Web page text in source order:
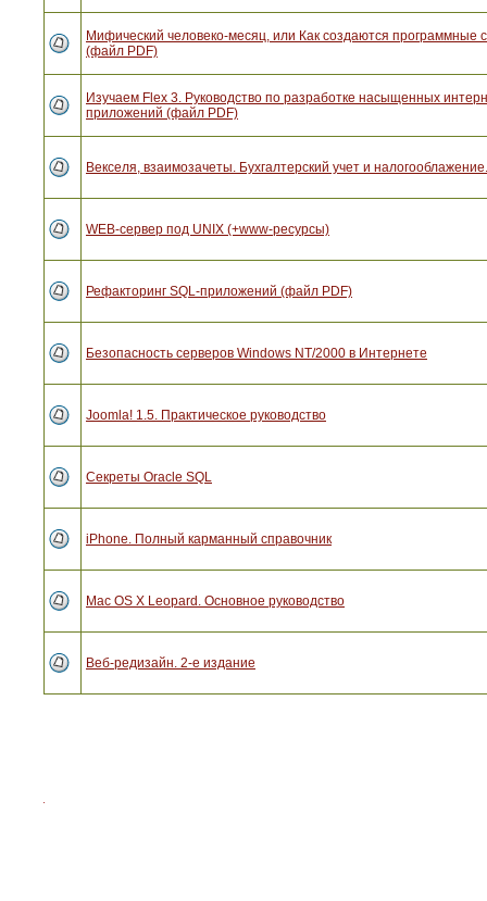
Мифический человеко-месяц, или Как создаются программные
(файл PDF)
Изучаем Flex 3. Руководство по разработке насыщенных
приложений (файл PDF)
Векселя, взаимозачеты. Бухгалтерский учет и
WEB-сервер под UNIX (+www-ресурсы)
Рефакторинг SQL-приложений (файл PDF)
Безопасность серверов Windows NT/2000 в Интернете
Joomla! 1.5. Практическое руководство
Секреты Oracle SQL
iPhone. Полный карманный справочник
Mac OS X Leopard. Основное руководство
Веб-редизайн. 2-е издание